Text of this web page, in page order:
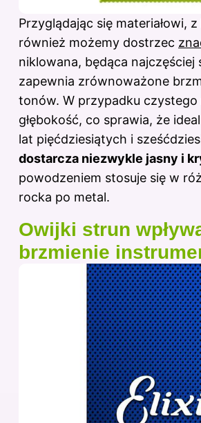
Przyglądając się materiałowi,
również możemy dostrzec
niklowana, będąca najczęściej
zapewnia zrównoważone
tonów. W przypadku
głębokość, co sprawia, że
lat pięćdziesiątych i
dostarcza niezwykle jasny i
powodzeniem stosuje się w
rocka po metal.
Owijki strun
brzmienie